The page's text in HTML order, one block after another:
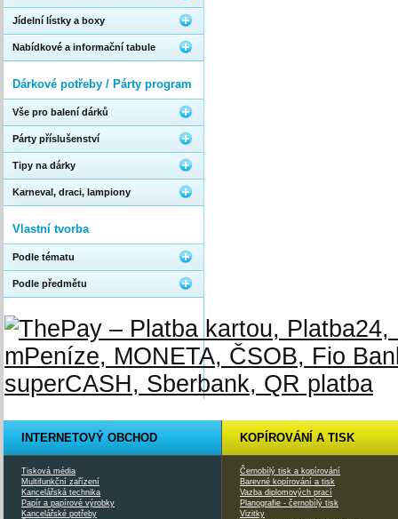
Jídelní lístky a boxy
Nabídkové a informační tabule
Dárkové potřeby / Párty program
Vše pro balení dárků
Párty příslušenství
Tipy na dárky
Karneval, draci, lampiony
Vlastní tvorba
Podle tématu
Podle předmětu
INTERNETOVÝ OBCHOD
Tisková média
Multifunkční zařízení
Kancelářská technika
Papír a papírové výrobky
Kancelářské potřeby
KOPÍROVÁNÍ A TISK
Černobílý tisk a kopírování
Barevné kopírování a tisk
Vazba diplomových prací
Planografie - černobílý tisk
Vizitky